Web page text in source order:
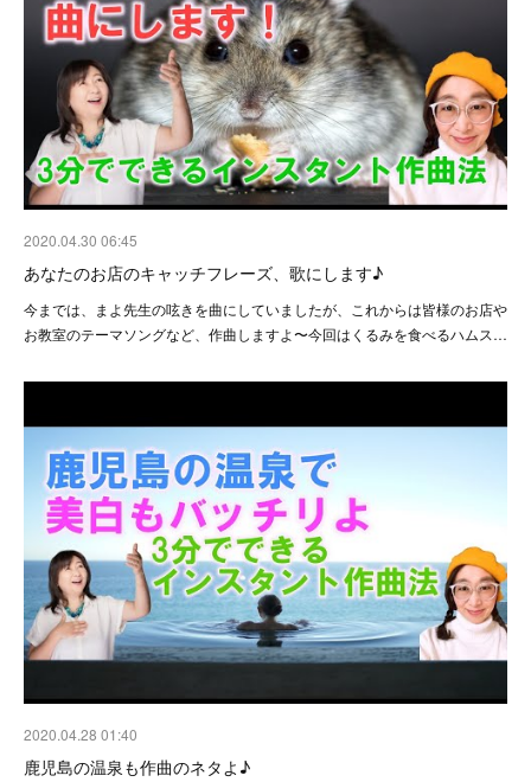
2020.04.30 06:45
あなたのお店のキャッチフレーズ、歌にします♪
今までは、まよ先生の呟きを曲にしていましたが、これからは皆様のお店や
お教室のテーマソングなど、作曲しますよ〜今回はくるみを食べるハムス…
2020.04.28 01:40
鹿児島の温泉も作曲のネタよ♪